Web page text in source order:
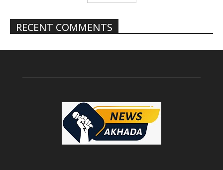
RECENT COMMENTS